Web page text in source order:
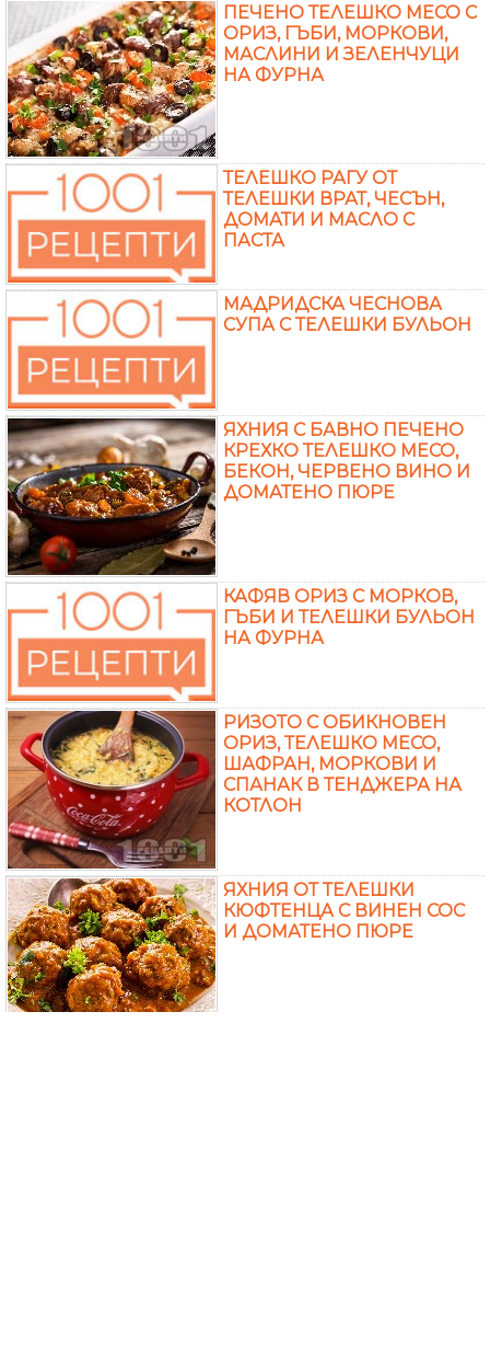
ПЕЧЕНО ТЕЛЕШКО МЕСО С
ОРИЗ, ГЪБИ, МОРКОВИ,
МАСЛИНИ И ЗЕЛЕНЧУЦИ
НА ФУРНА
ТЕЛЕШКО РАГУ ОТ
ТЕЛЕШКИ ВРАТ, ЧЕСЪН,
ДОМАТИ И МАСЛО С
ПАСТА
МАДРИДСКА ЧЕСНОВА
СУПА С ТЕЛЕШКИ БУЛЬОН
ЯХНИЯ С БАВНО ПЕЧЕНО
КРЕХКО ТЕЛЕШКО МЕСО,
БЕКОН, ЧЕРВЕНО ВИНО И
ДОМАТЕНО ПЮРЕ
КАФЯВ ОРИЗ С МОРКОВ,
ГЪБИ И ТЕЛЕШКИ БУЛЬОН
НА ФУРНА
РИЗОТО С ОБИКНОВЕН
ОРИЗ, ТЕЛЕШКО МЕСО,
ШАФРАН, МОРКОВИ И
СПАНАК В ТЕНДЖЕРА НА
КОТЛОН
ЯХНИЯ ОТ ТЕЛЕШКИ
КЮФТЕНЦА С ВИНЕН СОС
И ДОМАТЕНО ПЮРЕ